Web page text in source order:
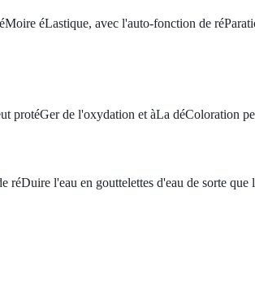
éLastique, avec l'auto-fonction de
protéGer de l'oxydation et àLa déColoration
l'eau en gouttelettes d'eau de sorte que